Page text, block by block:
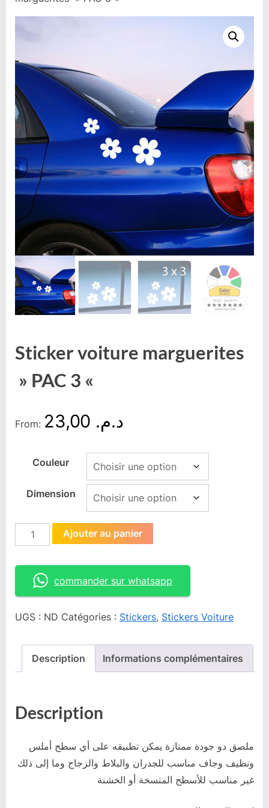
Sticker voiture marguerites
» PAC 3 «
From: د.م.
Couleur
Dimension
Ajouter au panier
commander sur whatsapp
UGS : ND Catégories : Stickers, Stickers Voiture
Description Informations complémentaires
Description
ملصق دو جودة ممتازة يمكن تطبيقه على أي سطح أملس
ونظيف وجاف مناسب للجدران والبلاط والزجاج وما إلى ذلك
غير مناسب للأسطح المتسخة أو الخشنة